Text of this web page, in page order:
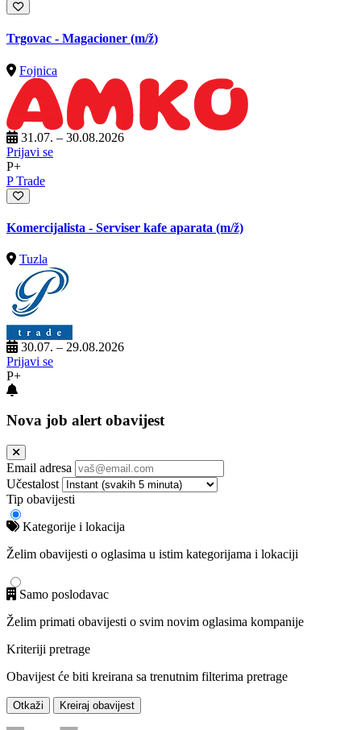
Trgovac - Magacioner (m/ž)
Fojnica
31.07. – 30.08.2026
Prijavi se
P+
P Trade
Komercijalista - Serviser kafe aparata (m/ž)
Tuzla
30.07. – 29.08.2026
Prijavi se
P+
Nova job alert obavijest
Email adresa
Učestalost
Tip obavijesti
Kategorije i lokacija
Želim obavijesti o oglasima u istim kategorijama i lokaciji
Samo poslodavac
Želim primati obavijesti o svim novim oglasima kompanije
Kriteriji pretrage
Obavijest će biti kreirana sa trenutnim filterima pretrage
Otkaži Kreiraj obavijest